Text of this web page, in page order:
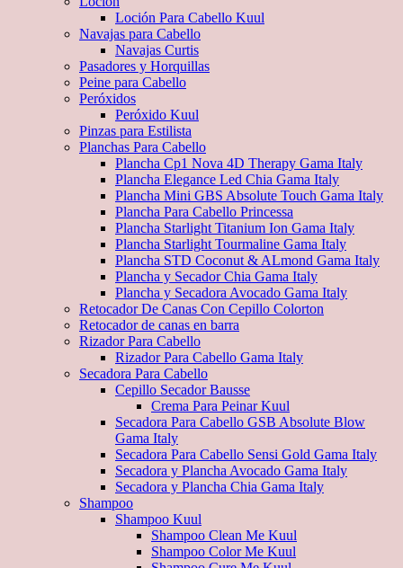
Loción Para Cabello Kuul
Navajas para Cabello
Navajas Curtis
Pasadores y Horquillas
Peine para Cabello
Peróxidos
Peróxido Kuul
Pinzas para Estilista
Planchas Para Cabello
Plancha Cp1 Nova 4D Therapy Gama Italy
Plancha Elegance Led Chia Gama Italy
Plancha Mini GBS Absolute Touch Gama Italy
Plancha Para Cabello Princessa
Plancha Starlight Titanium Ion Gama Italy
Plancha Starlight Tourmaline Gama Italy
Plancha STD Coconut & ALmond Gama Italy
Plancha y Secador Chia Gama Italy
Plancha y Secadora Avocado Gama Italy
Retocador De Canas Con Cepillo Colorton
Retocador de canas en barra
Rizador Para Cabello
Rizador Para Cabello Gama Italy
Secadora Para Cabello
Cepillo Secador Bausse
Crema Para Peinar Kuul
Secadora Para Cabello GSB Absolute Blow
Gama Italy
Secadora Para Cabello Sensi Gold Gama Italy
Secadora y Plancha Avocado Gama Italy
Secadora y Plancha Chia Gama Italy
Shampoo
Shampoo Kuul
Shampoo Clean Me Kuul
Shampoo Color Me Kuul